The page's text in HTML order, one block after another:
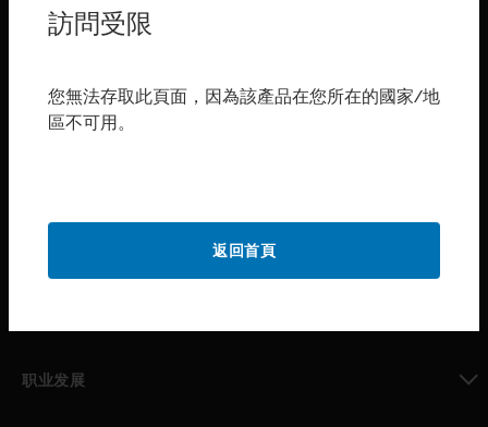
toggle view
服务
行业
toggle view
职业发展
訪問受限
您無法存取此頁面，因為該產品在您所在的國家/地
區不可用。
返回首頁